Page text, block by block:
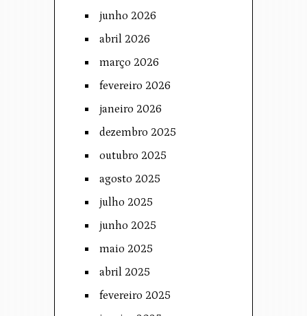
junho 2026
abril 2026
março 2026
fevereiro 2026
janeiro 2026
dezembro 2025
outubro 2025
agosto 2025
julho 2025
junho 2025
maio 2025
abril 2025
fevereiro 2025